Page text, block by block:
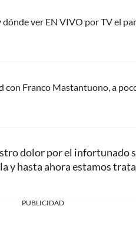
dónde ver EN VIVO por TV el
con Franco Mastantuono, a
dolor por el infortunado
y hasta ahora estamos
PUBLICIDAD